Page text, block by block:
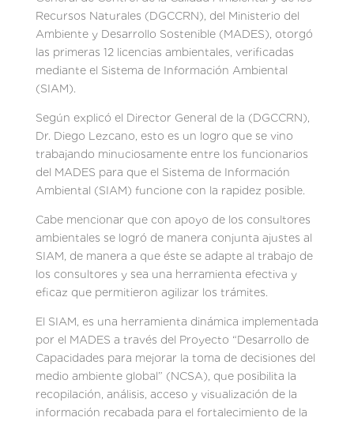
Recursos Naturales (DGCCRN), del Ministerio del
Ambiente y Desarrollo Sostenible (MADES), otorgó
las primeras 12 licencias ambientales, verificadas
mediante el Sistema de Información Ambiental
(SIAM).
Según explicó el Director General de la (DGCCRN),
Dr. Diego Lezcano, esto es un logro que se vino
trabajando minuciosamente entre los funcionarios
del MADES para que el Sistema de Información
Ambiental (SIAM) funcione con la rapidez posible.
Cabe mencionar que con apoyo de los consultores
ambientales se logró de manera conjunta ajustes al
SIAM, de manera a que éste se adapte al trabajo de
los consultores y sea una herramienta efectiva y
eficaz que permitieron agilizar los trámites.
El SIAM, es una herramienta dinámica implementada
por el MADES a través del Proyecto “Desarrollo de
Capacidades para mejorar la toma de decisiones del
medio ambiente global” (NCSA), que posibilita la
recopilación, análisis, acceso y visualización de la
información recabada para el fortalecimiento de la